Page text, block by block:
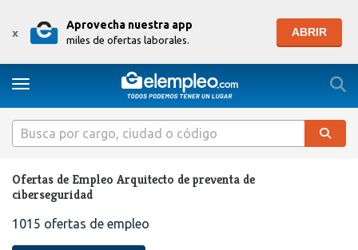
x
Aprovecha nuestra app
miles de ofertas laborales.
ABRIR
Toggle navigation
Ofertas de Empleo Arquitecto de preventa de
ciberseguridad
1015 ofertas de empleo